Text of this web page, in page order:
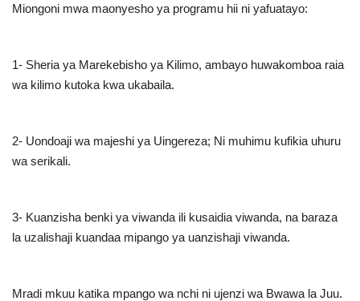
Miongoni mwa maonyesho ya programu hii ni yafuatayo:
1- Sheria ya Marekebisho ya Kilimo, ambayo huwakomboa raia
wa kilimo kutoka kwa ukabaila.
2- Uondoaji wa majeshi ya Uingereza; Ni muhimu kufikia uhuru
wa serikali.
3- Kuanzisha benki ya viwanda ili kusaidia viwanda, na baraza
la uzalishaji kuandaa mipango ya uanzishaji viwanda.
Mradi mkuu katika mpango wa nchi ni ujenzi wa Bwawa la Juu.